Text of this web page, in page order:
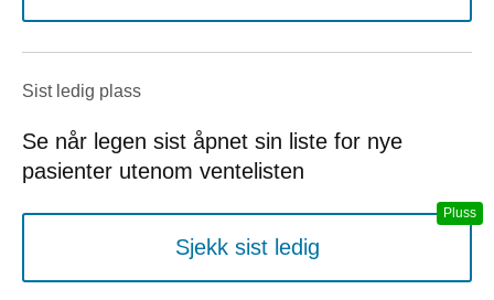
Sist ledig plass
Se når legen sist åpnet sin liste for nye
pasienter utenom ventelisten
Sjekk sist ledig